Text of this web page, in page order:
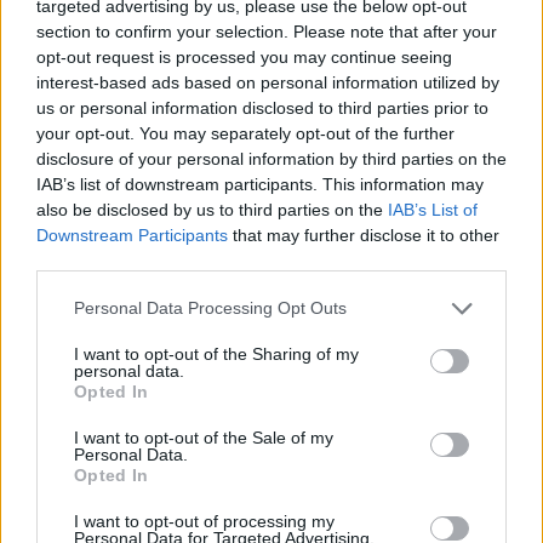
targeted advertising by us, please use the below opt-out
section to confirm your selection. Please note that after your
opt-out request is processed you may continue seeing
interest-based ads based on personal information utilized by
us or personal information disclosed to third parties prior to
your opt-out. You may separately opt-out of the further
disclosure of your personal information by third parties on the
IAB’s list of downstream participants. This information may
also be disclosed by us to third parties on the IAB’s List of
Downstream Participants that may further disclose it to other
Personal Data Processing Opt Outs
I want to opt-out of the Sharing of my
personal data.
Opted In
I want to opt-out of the Sale of my
Personal Data.
Opted In
I want to opt-out of processing my
Personal Data for Targeted Advertising.
Ingrediencie
1 melón
Postup
Narežte si melón na malé kúsky a odstráňte z nich
Kúsky melónu rozložte na plochu tácku, ktorú
následne vložte do mrazničky až do úplného
zmrazenia.
Zamrazené kúsky vkladajte do mixéra a vytvorte
z nich konzistenciu zemiakovej kaše. Túto zmes
premiestnite do hlbokej nádoby a opäť ju vložte
r
c
h
: